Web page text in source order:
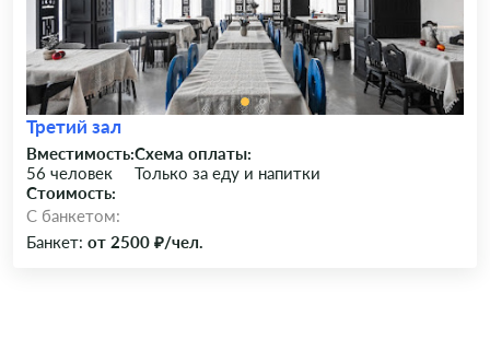
Третий зал
Вместимость:
56 человек
Схема оплаты:
Только за еду и напитки
Стоимость:
C банкетом:
Банкет: от 2500 ₽/чел.